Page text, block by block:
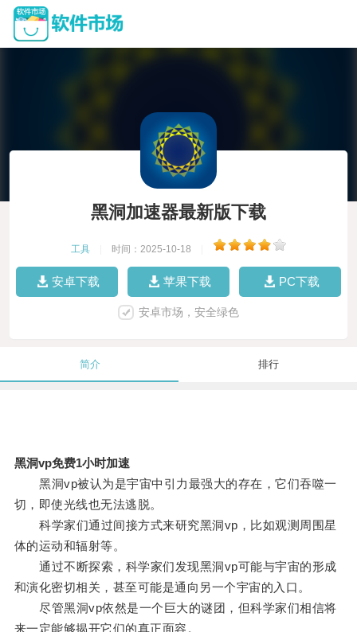
黑洞加速器最新版下载
工具 时间：2025-10-18
安卓下载 苹果下载 PC下载
安卓市场，安全绿色
简介 排行
黑洞vp免费1小时加速
黑洞vp被认为是宇宙中引力最强大的存在，它们吞噬一
切，即使光线也无法逃脱。
科学家们通过间接方式来研究黑洞vp，比如观测周围星
体的运动和辐射等。
通过不断探索，科学家们发现黑洞vp可能与宇宙的形成
和演化密切相关，甚至可能是通向另一个宇宙的入口。
尽管黑洞vp依然是一个巨大的谜团，但科学家们相信将
来一定能够揭开它们的真正面容。